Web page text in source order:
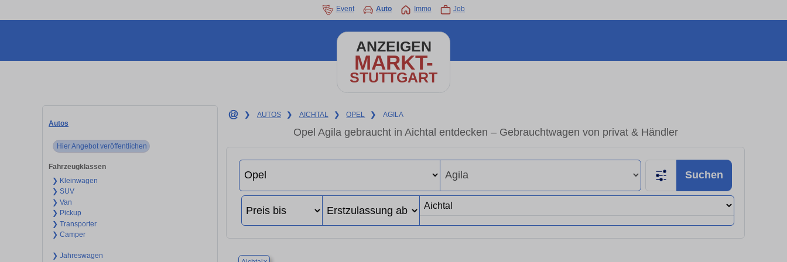
Event Auto Immo Job
ANZEIGEN
MARKT-
STUTTGART
Autos
Hier Angebot veröffentlichen
Fahrzeugklassen
❯ Kleinwagen
❯ SUV
❯ Van
❯ Pickup
❯ Transporter
❯ Camper
❯ Jahreswagen
❯ AUTOS ❯ AICHTAL ❯ OPEL ❯ AGILA
Opel Agila gebraucht in Aichtal entdecken – Gebrauchtwagen von privat & Händler
Suchen